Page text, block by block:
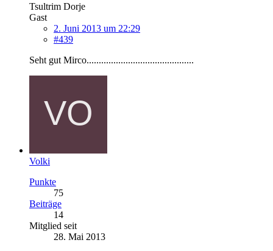
Tsultrim Dorje
Gast
2. Juni 2013 um 22:29
#439
Seht gut Mirco............................................
Volki
Punkte
75
Beiträge
14
Mitglied seit
28. Mai 2013